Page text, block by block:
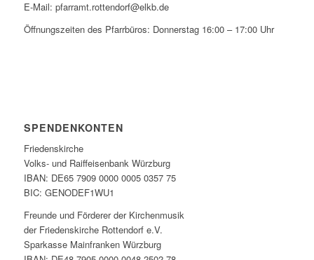
E-Mail: pfarramt.rottendorf@elkb.de
Öffnungszeiten des Pfarrbüros: Donnerstag 16:00 – 17:00 Uhr
SPENDENKONTEN
Friedenskirche
Volks- und Raiffeisenbank Würzburg
IBAN: DE65 7909 0000 0005 0357 75
BIC: GENODEF1WU1
Freunde und Förderer der Kirchenmusik
der Friedenskirche Rottendorf e.V.
Sparkasse Mainfranken Würzburg